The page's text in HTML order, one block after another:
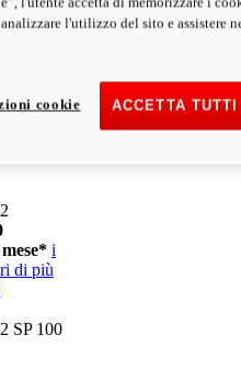
di più
i
di più
SP 100
l'utilizzo del sito e assistere
ACCETTA
cookie